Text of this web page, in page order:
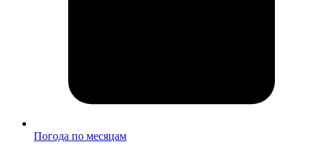
Погода по месяцам